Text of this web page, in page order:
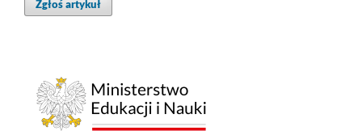
Zgłoś artykuł